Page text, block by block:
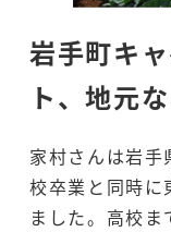
岩手町キ
ト、地元
家村さんは岩
校卒業と同時に
ました。高校